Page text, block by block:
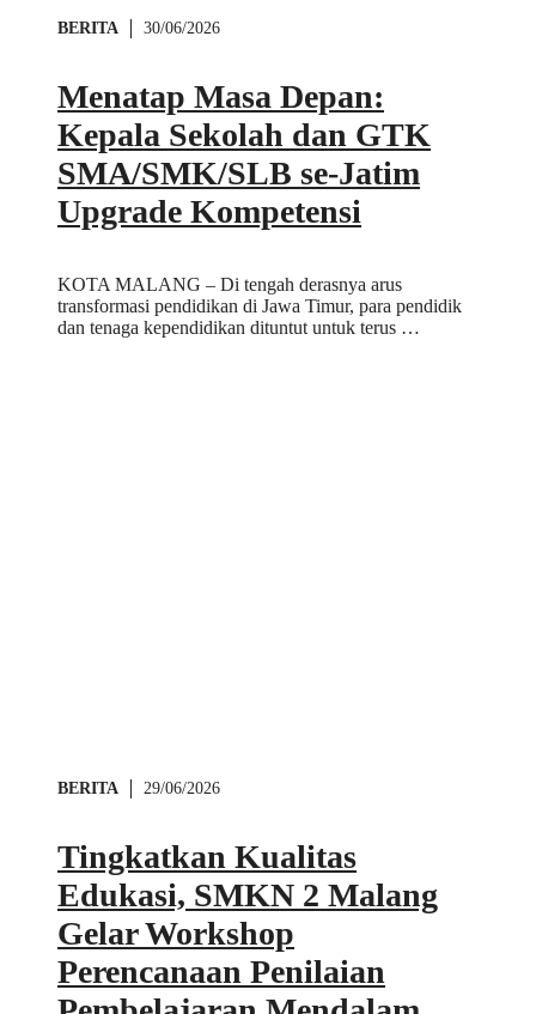
BERITA 30/06/2026
Menatap Masa Depan:
Kepala Sekolah dan GTK
SMA/SMK/SLB se-Jatim
Upgrade Kompetensi
KOTA MALANG – Di tengah derasnya arus
transformasi pendidikan di Jawa Timur, para pendidik
dan tenaga kependidikan dituntut untuk terus …
BERITA 29/06/2026
Tingkatkan Kualitas
Edukasi, SMKN 2 Malang
Gelar Workshop
Perencanaan Penilaian